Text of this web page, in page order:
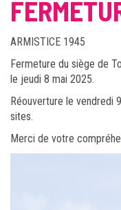
ARMISTICE 1945
Fermeture du siège de
le jeudi 8 mai 2025.
Réouverture le vendredi
sites.
Merci de votre